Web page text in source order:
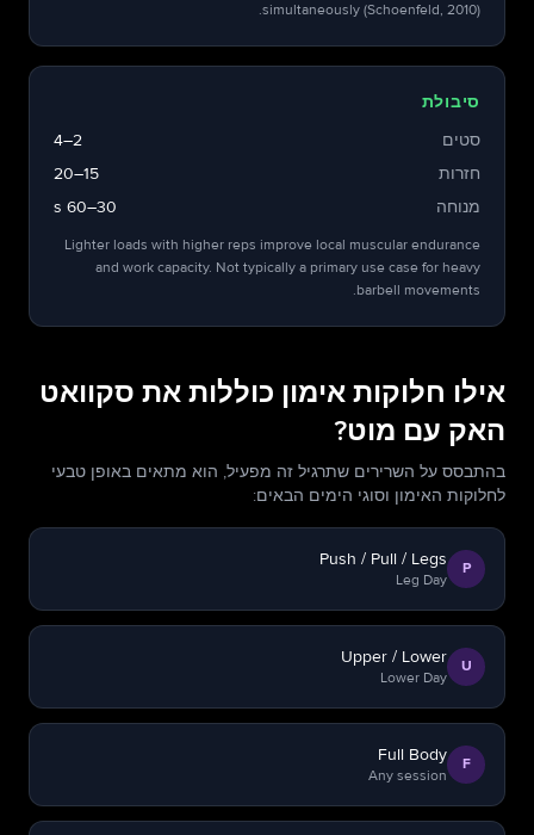
simultaneously (Schoenfeld, 2010).
סיבולת
סטים
2–4
חזרות
15–20
מנוחה
30–60 s
Lighter loads with higher reps improve local muscular endurance
and work capacity. Not typically a primary use case for heavy
barbell movements.
אילו חלוקות אימון כוללות את סקוואט
האק עם מוט?
בהתבסס על השרירים שתרגיל זה מפעיל, הוא מתאים באופן טבעי
לחלוקות האימון וסוגי הימים הבאים:
P
Push / Pull / Legs
Leg Day
U
Upper / Lower
Lower Day
F
Full Body
Any session